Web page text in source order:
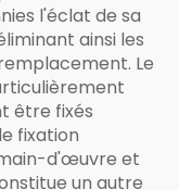
l'éclat de sa
ainsi les
Le
être fixés
fixation
d'œuvre et
un autre